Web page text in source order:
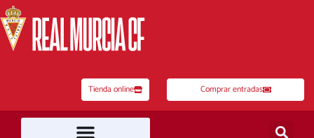
al
contenido
Tienda online Comprar entradas